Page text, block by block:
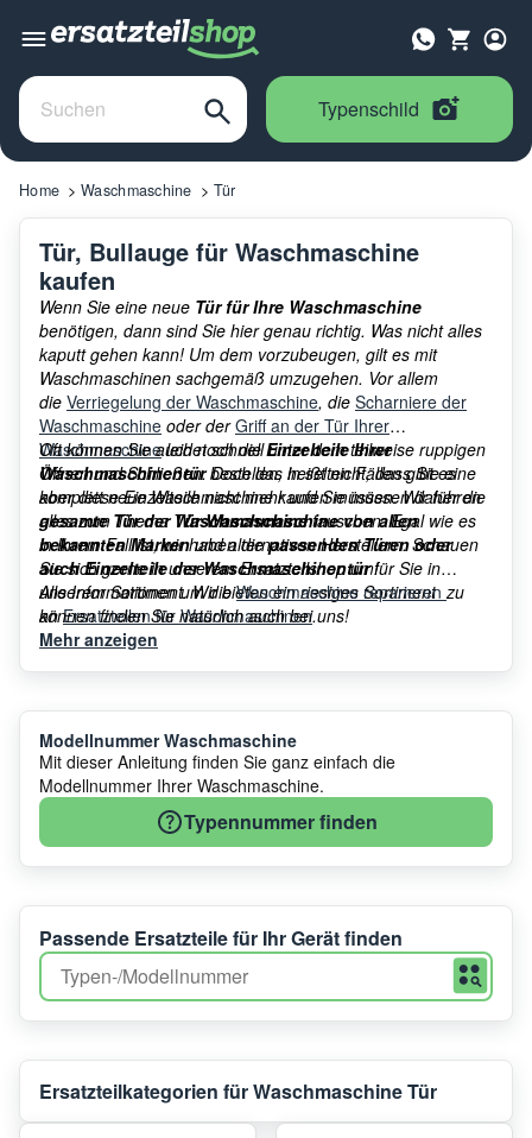
Typenschild
Home Waschmaschine Tür
Tür, Bullauge für Waschmaschine
kaufen
Wenn Sie eine neue Tür für Ihre Waschmaschine
benötigen, dann sind Sie hier genau richtig. Was nicht alles
kaputt gehen kann! Um dem vorzubeugen, gilt es mit
Waschmaschinen sachgemäß umzugehen. Vor allem
die Verriegelung der Waschmaschine, die Scharniere der
Waschmaschine oder derGriff an der Tür Ihrer
Waschmaschineleidet schnell unter dem teilweise ruppigen
Öffnen und Schließen. Doch das heißt nicht, dass Sie eine
komplett neue Waschmaschine kaufen müssen. Wir führen
alles zum Thema Tür Waschmaschine von allen
bekannten Markenund alternativen Herstellern. Schauen
Sie sich gerne in unserem Ersatzteilshop um!
Oft können Sie auch noch dieEinzelteile Ihrer
Waschmaschinentürbestellen, in selten Fällen gibt es
aber diese Einzelteile nicht mehr und Sie müssen daher die
gesamte Tür der Waschmaschinetauschen. Egal wie es
in Ihrem Fall ist, wir haben diepassenden Türen oder
auch Einzelteile der Waschmaschinentürfür Sie in
unserem Sortiment. Wir bieten ein riesiges Sortiment
anErsatzteilen für Waschmaschinen.
Alle Informationen um dieWaschmaschine reparieren zu
können finden Sie natürlich auch bei uns!
Mehr anzeigen
Modellnummer Waschmaschine
Mit dieser Anleitung finden Sie ganz einfach die
Modellnummer Ihrer Waschmaschine.
Typennummer finden
Passende Ersatzteile für Ihr Gerät finden
Ersatzteilkategorien für Waschmaschine Tür